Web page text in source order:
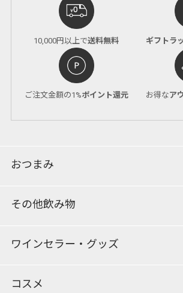
10,000円以上で送料無料 ギフトラ
ご注文金額の1%ポイント還元 お得なア
おつまみ
その他飲み物
ワインセラー・グッズ
コスメ